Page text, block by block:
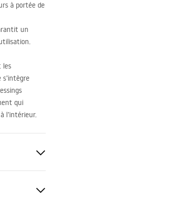
à portée de
un
les
qui
l’intérieur.